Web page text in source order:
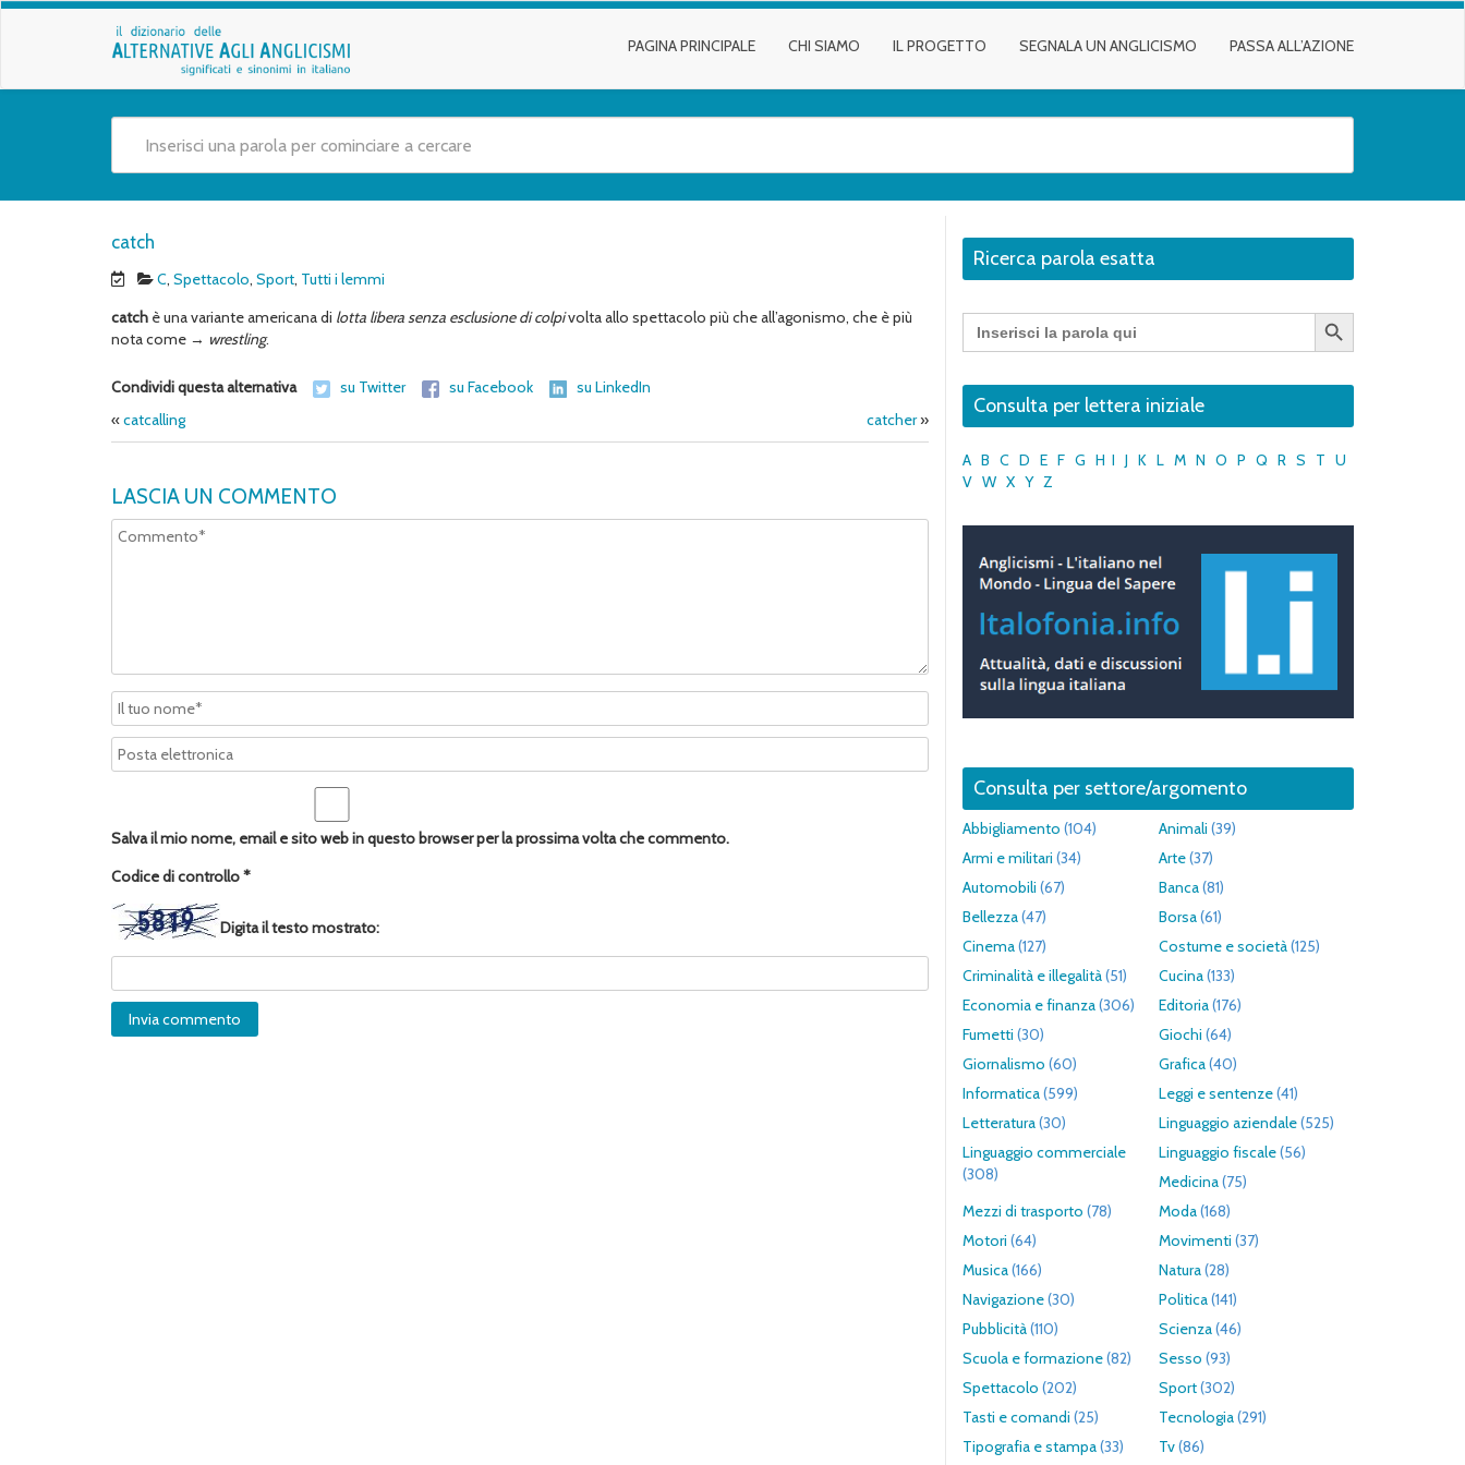
PAGINA PRINCIPALE CHI SIAMO IL PROGETTO SEGNALA UN ANGLICISMO PASSA ALL’AZIONE
catch
C, Spettacolo, Sport, Tutti i lemmi
catch è una variante americana di lotta liberasenza esclusione di colpivolta allo spettacolo più che all’agonismo, che è più
nota come → wrestling.
Condividi questa alternativa su Twitter su Facebook
su LinkedIn
«catcalling catcher»
LASCIA UN COMMENTO
Salva il mio nome, email e sito web in questo browser per la prossima volta che commento.
Codice di controllo*
Digita il testo mostrato:
Ricerca parola esatta
Search
for:
Search Button
Consulta per lettera iniziale
A B C D E F G H I J K L M N O P Q R S T U
V W X Y Z
Consulta per settore/argomento
Abbigliamento (104) Animali (39)
Armi e militari (34) Arte(37)
Automobili (67) Banca(81)
Bellezza(47) Borsa(61)
Cinema(127) Costume e società(125)
Criminalità e illegalità(51) Cucina(133)
Economia e finanza(306) Editoria(176)
Fumetti (30) Giochi (64)
Giornalismo (60) Grafica(40)
Informatica(599) Leggi e sentenze(41)
Letteratura(30) Linguaggio aziendale(525)
Linguaggio commerciale
(308)
Linguaggio fiscale(56)
Medicina(75)
Mezzi di trasporto (78) Moda(168)
Motori (64) Movimenti (37)
Musica(166) Natura(28)
Navigazione(30) Politica(141)
Pubblicità(110) Scienza(46)
Scuola e formazione(82) Sesso (93)
Spettacolo (202) Sport(302)
Tasti e comandi (25) Tecnologia(291)
Tipografia e stampa(33) Tv(86)